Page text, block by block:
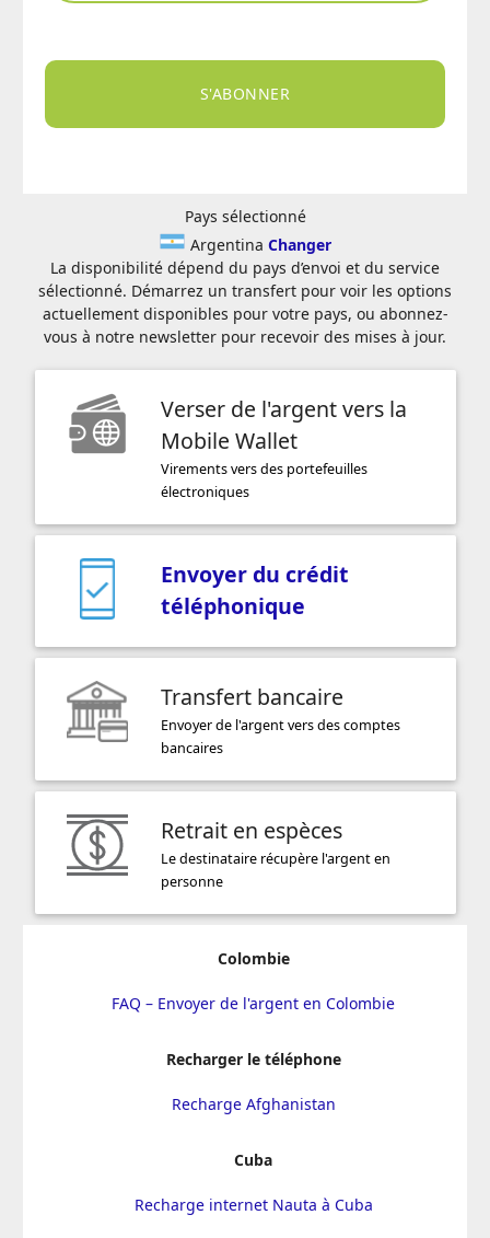
S'ABONNER
Pays sélectionné
Argentina Changer
La disponibilité dépend du pays d’envoi et du service
sélectionné. Démarrez un transfert pour voir les options
actuellement disponibles pour votre pays, ou abonnez-
vous à notre newsletter pour recevoir des mises à jour.
Verser de l'argent vers la
Mobile Wallet
Virements vers des portefeuilles
électroniques
Envoyer du crédit
téléphonique
Transfert bancaire
Envoyer de l'argent vers des comptes
bancaires
Retrait en espèces
Le destinataire récupère l'argent en
personne
Colombie
FAQ – Envoyer de l'argent en Colombie
Recharger le téléphone
Recharge Afghanistan
Cuba
Recharge internet Nauta à Cuba